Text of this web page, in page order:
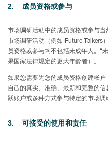
2. 成员资格或参与
市场调研活动中的成员资格或参与
市场调研活动（例如 Future Talkers
员资格或参与均不包括未成年人。“
果国家法律规定的更大年龄者）。
如果您需要为您的成员资格创建帐
自己的真实、准确、最新和完整的
跃账户或多种方式参与特定的市场调
3. 可接受的使用和责任